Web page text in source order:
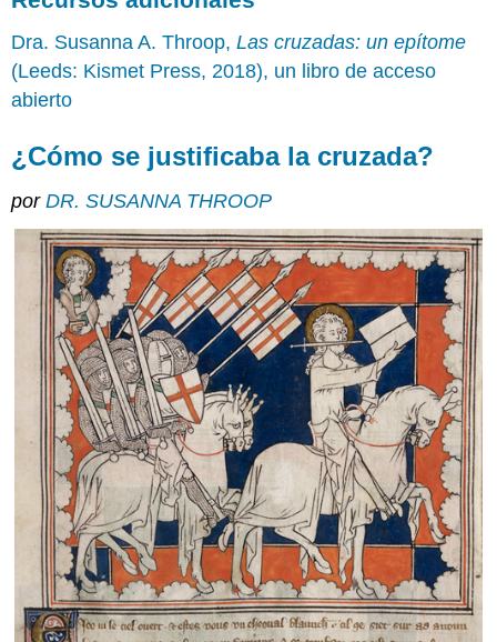
Dra. Susanna A. Throop,Las cruzadas: un epítome
(Leeds: Kismet Press, 2018), un libro de acceso
abierto
¿Cómo se justificaba la cruzada?
porDR. SUSANNA THROOP